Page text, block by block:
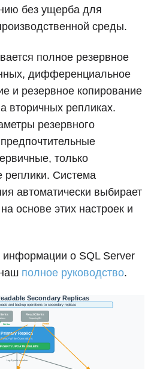
без ущерба для
среды.
полное резервное
дифференциальное
и резервное копирование
вторичных репликах.
резервного
только
Система
автоматически выбирает
основе этих настроек и
о SQL Server
полное руководство.